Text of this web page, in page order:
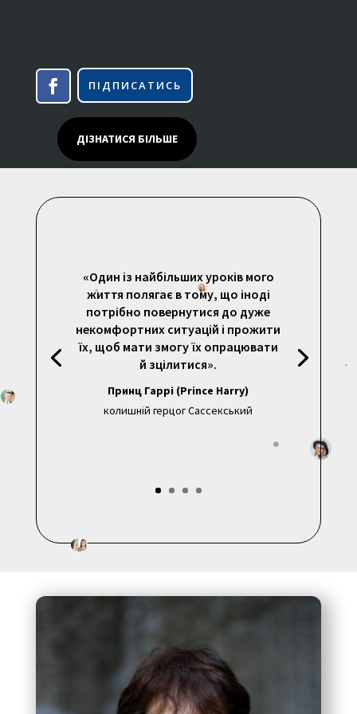
ПІДПИСАТИСЬ
ДІЗНАТИСЯ БІЛЬШЕ
«Один із найбільших уроків мого
життя полягає в тому, що іноді
потрібно повернутися до дуже
некомфортних ситуацій і прожити
їх, щоб мати змогу їх опрацювати
й зцілитися».
Принц Гаррі (Prince Harry)
колишній герцог Сассекський